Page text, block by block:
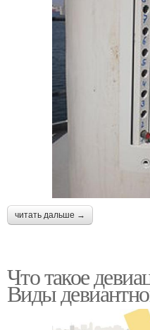
читать дальше →
Что такое
Виды